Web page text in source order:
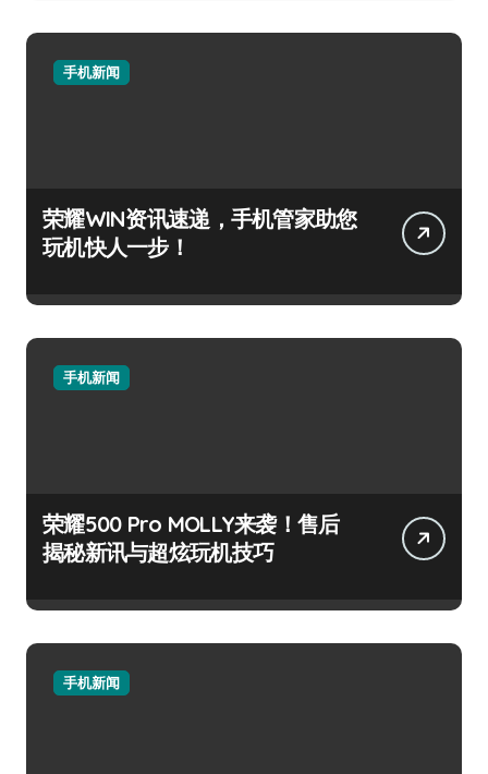
手机新闻
荣耀WIN资讯速递，手机管家助您
玩机快人一步！
手机新闻
荣耀500 Pro MOLLY来袭！售后
揭秘新讯与超炫玩机技巧
手机新闻